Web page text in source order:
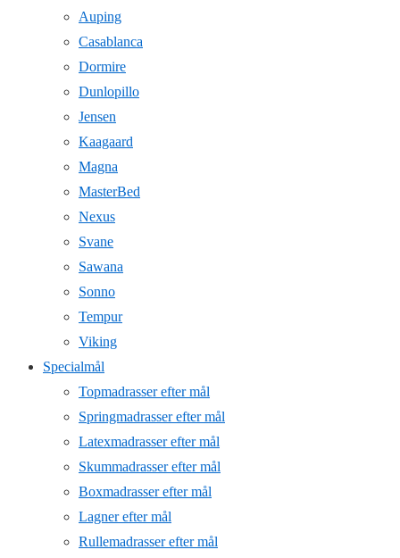
Auping
Casablanca
Dormire
Dunlopillo
Jensen
Kaagaard
Magna
MasterBed
Nexus
Svane
Sawana
Sonno
Tempur
Viking
Specialmål
Topmadrasser efter mål
Springmadrasser efter mål
Latexmadrasser efter mål
Skummadrasser efter mål
Boxmadrasser efter mål
Lagner efter mål
Rullemadrasser efter mål